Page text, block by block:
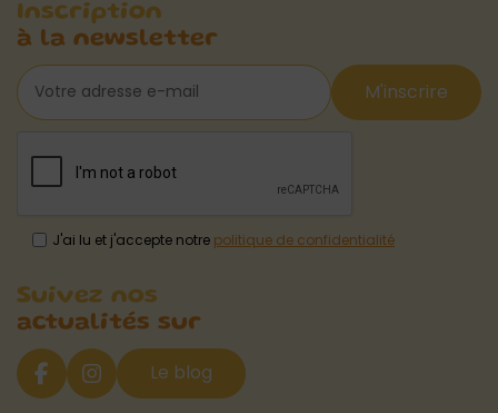
Inscription
à la newsletter
M'inscrire
J'ai lu et j'accepte notre politique de confidentialité
Suivez nos
actualités sur
Le blog